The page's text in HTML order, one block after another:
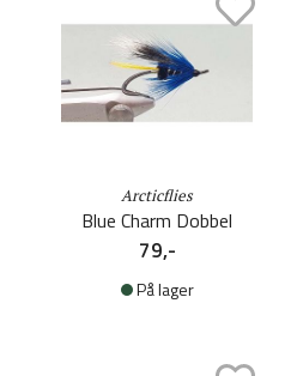
Arcticflies
Blue Charm Dobbel
79,-
På lager